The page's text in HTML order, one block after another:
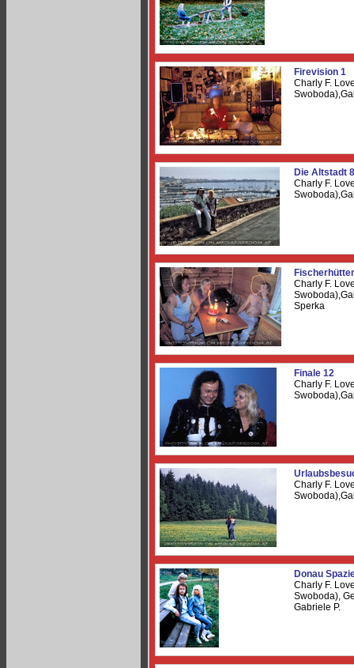
Firevision 1
Charly F.
Die Altstadt 8
Charly F.
Charly F.
Sperka
Finale 12
Charly F.
Charly F.
Donau
Charly F.
Swoboda),
Gabriele P.